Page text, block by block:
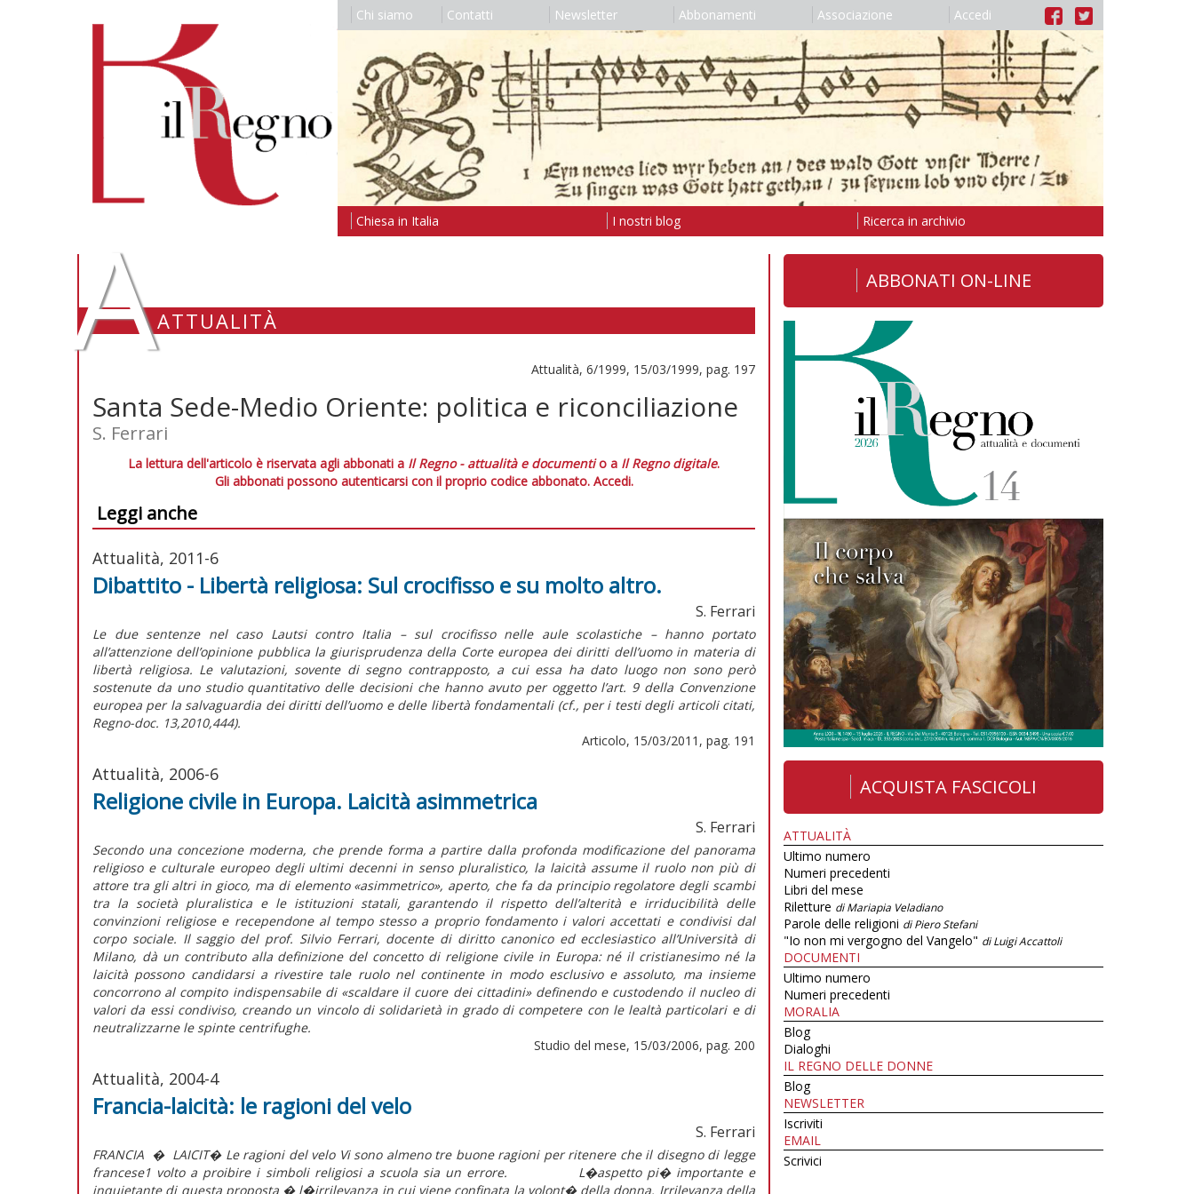
Chi siamo Contatti Newsletter Abbonamenti Associazione Accedi
Chiesa in Italia I nostri blog Ricerca in archivio
AATTUALITÀ
Attualità, 6/1999, 15/03/1999, pag. 197
Santa Sede-Medio Oriente: politica e riconciliazione
S. Ferrari
La lettura dell'articolo è riservata agli abbonati a Il Regno - attualità e documentio a Il Regno digitale.
Gli abbonati possono autenticarsi con il proprio codice abbonato. Accedi.
Leggi anche
Attualità, 2011-6
Dibattito - Libertà religiosa: Sul crocifisso e su molto altro.
S. Ferrari
Le due sentenze nel caso Lautsi contro Italia – sul crocifisso nelle aule scolastiche – hanno portato
all’attenzione dell’opinione pubblica la giurisprudenza della Corte europea dei diritti dell’uomo in materia di
libertà religiosa. Le valutazioni, sovente di segno contrapposto, a cui essa ha dato luogo non sono però
sostenute da uno studio quantitativo delle decisioni che hanno avuto per oggetto l’art. 9 della Convenzione
europea per la salvaguardia dei diritti dell’uomo e delle libertà fondamentali (cf., per i testi degli articoli citati,
Regno-doc. 13,2010,444).
Articolo, 15/03/2011, pag. 191
Attualità, 2006-6
Religione civile in Europa. Laicità asimmetrica
S. Ferrari
Secondo una concezione moderna, che prende forma a partire dalla profonda modificazione del panorama
religioso e culturale europeo degli ultimi decenni in senso pluralistico, la laicità assume il ruolo non più di
attore tra gli altri in gioco, ma di elemento «asimmetrico», aperto, che fa da principio regolatore degli scambi
tra la società pluralistica e le istituzioni statali, garantendo il rispetto dell’alterità e irriducibilità delle
convinzioni religiose e recependone al tempo stesso a proprio fondamento i valori accettati e condivisi dal
corpo sociale. Il saggio del prof. Silvio Ferrari, docente di diritto canonico ed ecclesiastico all’Università di
Milano, dà un contributo alla definizione del concetto di religione civile in Europa: né il cristianesimo né la
laicità possono candidarsi a rivestire tale ruolo nel continente in modo esclusivo e assoluto, ma insieme
concorrono al compito indispensabile di «scaldare il cuore dei cittadini» definendo e custodendo il nucleo di
valori da essi condiviso, creando un vincolo di solidarietà in grado di competere con le lealtà particolari e di
neutralizzarne le spinte centrifughe.
Studio del mese, 15/03/2006, pag. 200
Attualità, 2004-4
Francia-laicità: le ragioni del velo
S. Ferrari
FRANCIA � LAICIT� Le ragioni del velo Vi sono almeno tre buone ragioni per ritenere che il disegno di legge
francese1 volto a proibire i simboli religiosi a scuola sia un errore. L�aspetto pi� importante e
inquietante di questa proposta � l�irrilevanza in cui viene confinata la volont� della donna. Irrilevanza della
ABBONATI ON-LINE
ACQUISTA FASCICOLI
ATTUALITÀ
Ultimo numero
Numeri precedenti
Libri del mese
Riletture di Mariapia Veladiano
Parole delle religioni di Piero Stefani
"Io non mi vergogno del Vangelo" di Luigi Accattoli
DOCUMENTI
Ultimo numero
Numeri precedenti
MORALIA
Blog
Dialoghi
IL REGNO DELLE DONNE
Blog
NEWSLETTER
Iscriviti
EMAIL
Scrivici